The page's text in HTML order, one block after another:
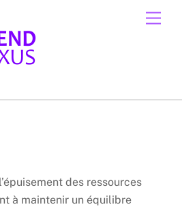
des ressources
à maintenir un équilibre